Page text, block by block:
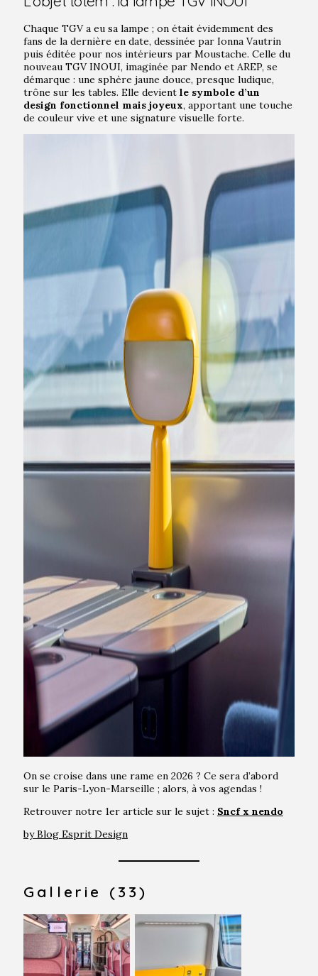
Chaque TGV a eu sa lampe ; on était évidemment des
fans de la dernière en date, dessinée par Ionna Vautrin
puis éditée pour nos intérieurs par Moustache. Celle du
nouveau TGV INOUI, imaginée par Nendo et AREP, se
démarque : une sphère jaune douce, presque ludique,
trône sur les tables. Elle devient le symbole d’un
design fonctionnel mais joyeux, apportant une touche
de couleur vive et une signature visuelle forte.
On se croise dans une rame en 2026 ? Ce sera d’abord
sur le Paris-Lyon-Marseille ; alors, à vos agendas !
Retrouver notre 1er article sur le sujet : Sncf x nendo
by Blog Esprit Design
Gallerie (33)